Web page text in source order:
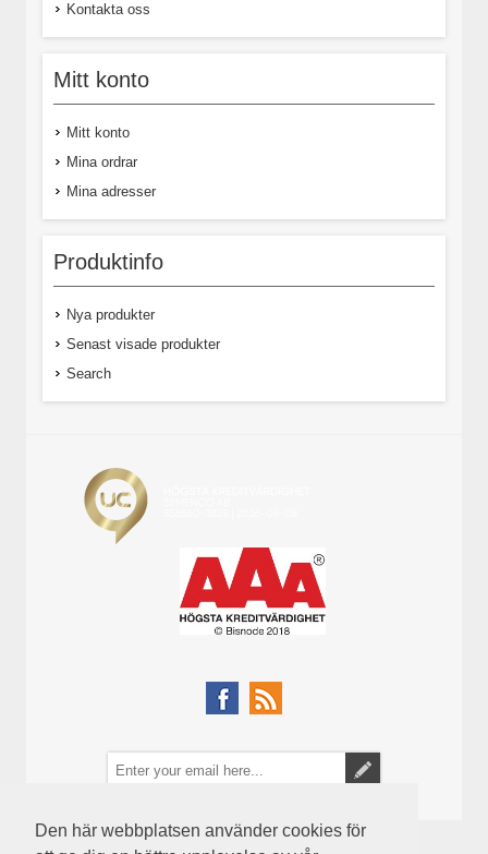
Den här webbplatsen använder cookies för
Kontakta oss
Mitt konto
Mitt konto
Mina ordrar
Mina adresser
Produktinfo
Nya produkter
Senast visade produkter
Search